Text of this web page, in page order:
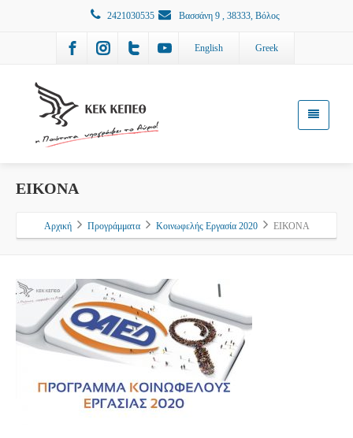
2421030535 Βασσάνη 9 , 38333, Βόλος
English Greek
ΕΙΚΟΝΑ
Αρχική Προγράμματα Κοινωφελής Εργασία 2020 ΕΙΚΟΝΑ